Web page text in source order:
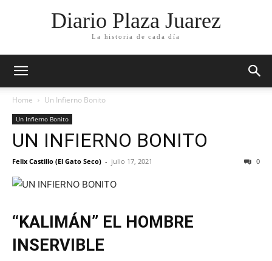
Diario Plaza Juarez
La historia de cada día
Home Un Infierno Bonito
Un Infierno Bonito
UN INFIERNO BONITO
Felix Castillo (El Gato Seco) - julio 17, 2021 0
“KALIMÁN” EL HOMBRE
INSERVIBLE